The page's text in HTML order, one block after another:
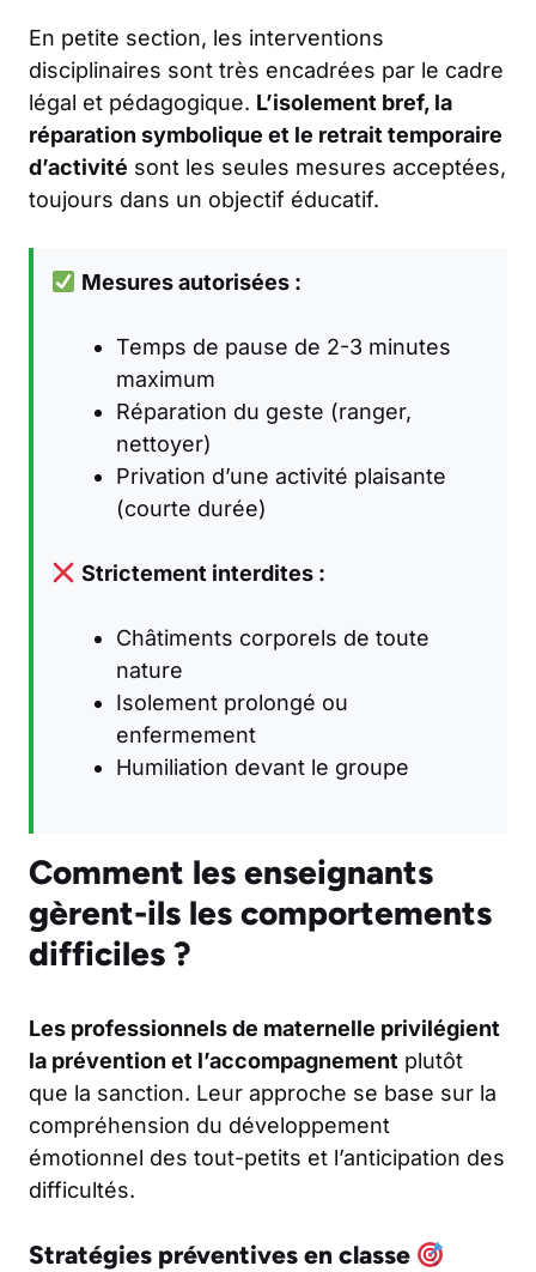
En petite section, les interventions
disciplinaires sont très encadrées par le cadre
légal et pédagogique. L’isolement bref, la
réparation symbolique et le retrait temporaire
d’activité sont les seules mesures acceptées,
toujours dans un objectif éducatif.
Mesures autorisées :
Temps de pause de 2-3 minutes
maximum
Réparation du geste (ranger,
nettoyer)
Privation d’une activité plaisante
(courte durée)
Strictement interdites :
Châtiments corporels de toute
nature
Isolement prolongé ou
enfermement
Humiliation devant le groupe
Comment les enseignants
gèrent-ils les comportements
difficiles ?
Les professionnels de maternelle privilégient
la prévention et l’accompagnement plutôt
que la sanction. Leur approche se base sur la
compréhension du développement
émotionnel des tout-petits et l’anticipation des
difficultés.
Stratégies préventives en classe